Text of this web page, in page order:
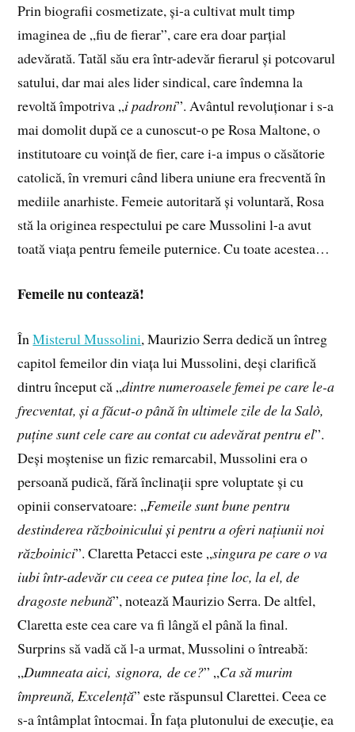
Prin biografii cosmetizate, și-a cultivat mult timp
imaginea de „fiu de fierar”, care era doar parțial
adevărată. Tatăl său era într-adevăr fierarul și potcovarul
satului, dar mai ales lider sindical, care îndemna la
revoltă împotriva „i padroni”. Avântul revoluționar i s-a
mai domolit după ce a cunoscut-o pe Rosa Maltone, o
institutoare cu voință de fier, care i-a impus o căsătorie
catolică, în vremuri când libera uniune era frecventă în
mediile anarhiste. Femeie autoritară și voluntară, Rosa
stă la originea respectului pe care Mussolini l-a avut
toată viața pentru femeile puternice. Cu toate acestea…
Femeile nu contează!
ÎnMisterul Mussolini, Maurizio Serra dedică un întreg
capitol femeilor din viața lui Mussolini, deși clarifică
dintru început că „dintre numeroasele femei pe care le-a
frecventat, și a făcut-o până în ultimele zile de la Salò,
puține sunt cele care au contat cu adevărat pentru el”.
Deși moștenise un fizic remarcabil, Mussolini era o
persoană pudică, fără înclinații spre voluptate și cu
opinii conservatoare: „Femeile sunt bune pentru
destinderea războinicului și pentru a oferi națiunii noi
războinici”. Claretta Petacci este „singura pe care o va
iubi într-adevăr cu ceea ce putea ține loc, la el, de
dragoste nebună”, notează Maurizio Serra. De altfel,
Claretta este cea care va fi lângă el până la final.
Surprins să vadă că l-a urmat, Mussolini o întreabă:
„Dumneata aici, signora, de ce?” „Ca să murim
împreună, Excelență” este răspunsul Clarettei. Ceea ce
s-a întâmplat întocmai. În fața plutonului de execuție, ea